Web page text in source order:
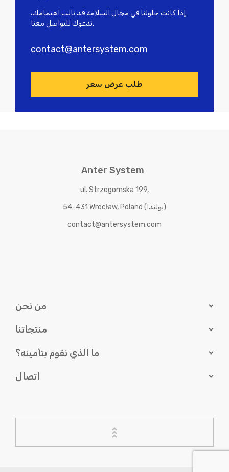
إذا كانت حلولنا في مجال السلامة قد نالت اهتمامك،
ندعوك للتواصل معنا.
contact@antersystem.com
طلب عرض سعر
Anter System
ul. Strzegomska 199,
54-431 Wrocław, Poland (بولندا)
contact@antersystem.com
من نحن
منتجاتنا
ما الذي نقوم بتأمينه؟
اتصال